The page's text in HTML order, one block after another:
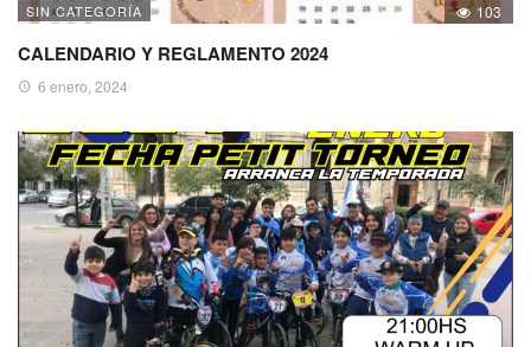
SIN CATEGORÍA 103
CALENDARIO Y REGLAMENTO 2024
6 enero, 2024